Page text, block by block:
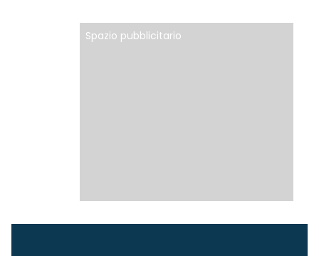
Spazio pubblicitario